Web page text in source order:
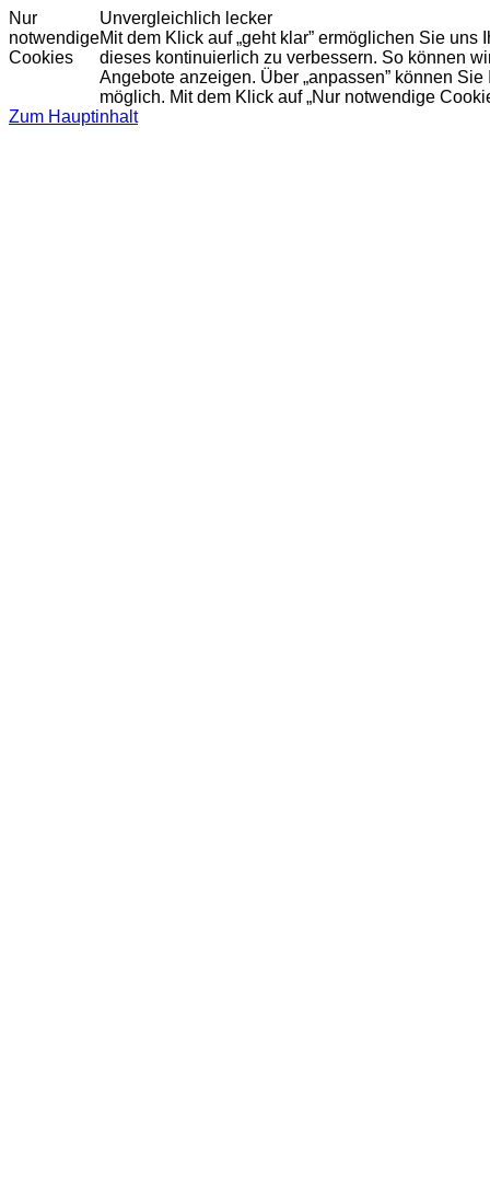
Nur
notwendige
Cookies
Unvergleichlich lecker
Mit dem Klick auf „geht klar” ermöglichen Sie
dieses kontinuierlich zu verbessern. So können
Angebote anzeigen. Über „anpassen” können
möglich. Mit dem Klick auf „Nur notwendige
Zum Hauptinhalt